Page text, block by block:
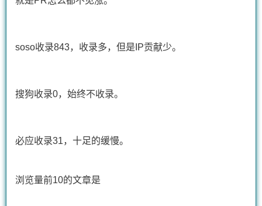
soso收录843，收录多，但是IP贡献少。
搜狗收录0，始终不收录。
必应收录31，十足的缓慢。
浏览量前10的文章是